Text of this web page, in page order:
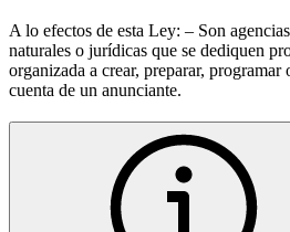
A lo efectos de esta Ley: – Son
naturales o jurídicas que se dediquen
organizada a crear, preparar,
cuenta de un anunciante.